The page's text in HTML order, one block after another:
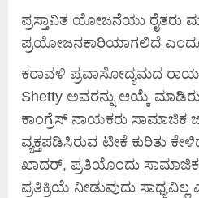
ಪ್ರಸ್ತಾವಿತ ಯೋಜನೆಯು ರೈತರು
ಪ್ರಯೋಜನಕಾರಿಯಾಗಲಿದೆ
ಕರಾವಳಿ ಪ್ರವಾಸೋದ್ಯಮದ
Shetty ಅವರನ್ನು ಆಯ್ಕೆ
ಕಾಂಗ್ರೆಸ್ ನಾಯಕರು ಸಾಮಾಜಿಕ
ವ್ಯಕ್ತಪಡಿಸಿರುವ ಟೀಕೆ ಕುರಿತು
ಖಾದರ್, ಪ್ರತಿಯೊಂದು
ಪ್ರತಿಕ್ರಿಯೆ ನೀಡುವುದು